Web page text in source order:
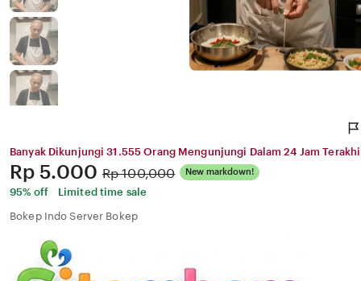
Banyak Dikunjungi 31.555 Orang Mengunjungi Dalam 24 Jam
Price:
Rp 5.000 Original
Price:
Rp 100,000 New markdown!
95% off
Limited time sale
Bokep Indo Server Bokep